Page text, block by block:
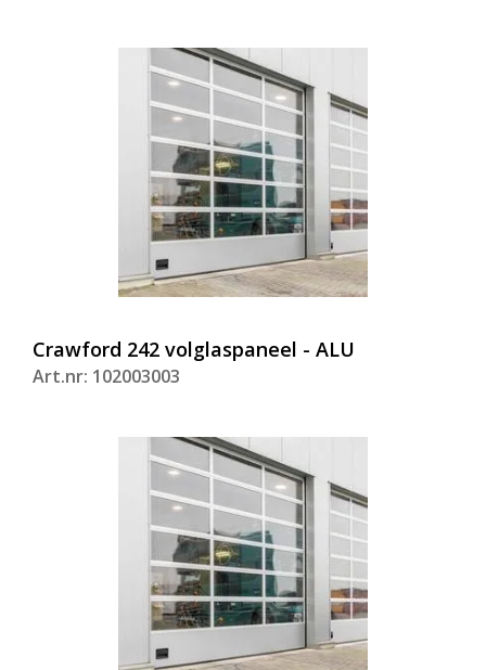
Crawford 242 volglaspaneel - ALU
Art.nr: 102003003